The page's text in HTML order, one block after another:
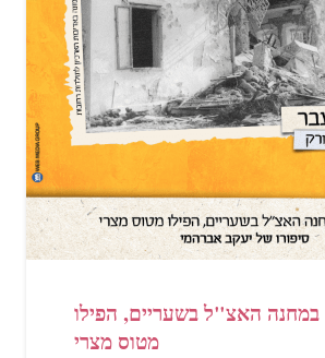
במחנה האצ"ל בשעריים, הפילו
מטוס מצרי